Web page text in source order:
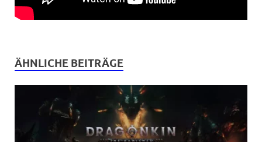
ÄHNLICHE BEITRÄGE